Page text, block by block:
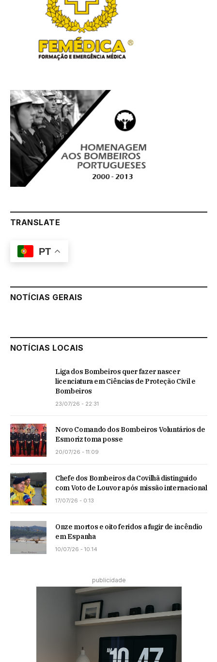
TRANSLATE
PT
NOTÍCIAS GERAIS
NOTÍCIAS LOCAIS
Liga dos Bombeiros quer fazer nascer
licenciatura em Ciências de Proteção Civil e
Bombeiros
23/07/26 - 22:31
Novo Comando dos Bombeiros Voluntários de
Esmoriz toma posse
20/07/26 - 11:09
Chefe dos Bombeiros da Covilhã distinguido
com Voto de Louvor após missão internacional
17/07/26 - 0:13
Onze mortos e oito feridos a fugir de incêndio
em Espanha
10/07/26 - 10:14
publicidade